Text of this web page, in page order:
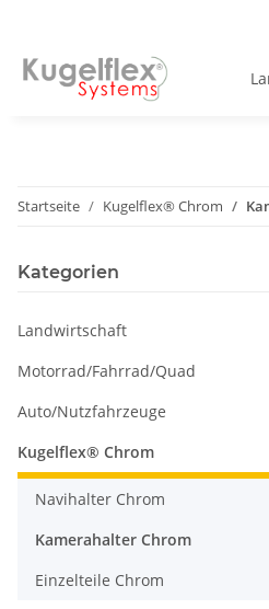
Startseite Kugelflex® Chrom
Kategorien
Landwirtschaft
Motorrad/Fahrrad/Quad
Auto/Nutzfahrzeuge
Kugelflex® Chrom
Navihalter Chrom
Kamerahalter Chrom
Einzelteile Chrom